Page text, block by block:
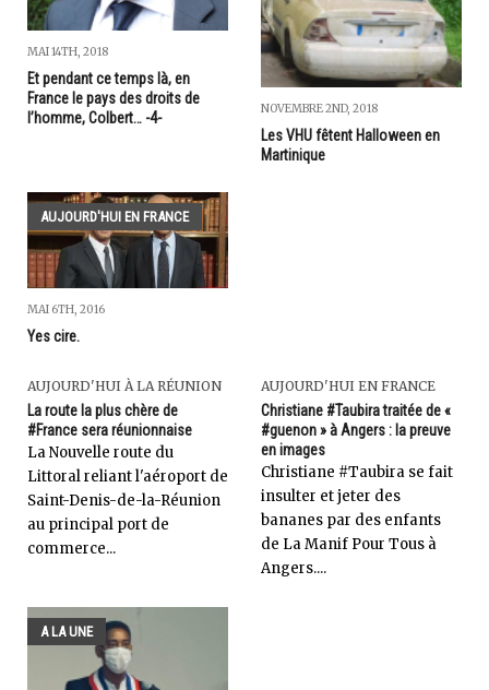
MAI 14TH, 2018
Et pendant ce temps là, en
France le pays des droits de
l’homme, Colbert… -4-
NOVEMBRE 2ND, 2018
Les VHU fêtent Halloween en
Martinique
AUJOURD'HUI EN FRANCE
MAI 6TH, 2016
Yes cire.
AUJOURD'HUI À LA RÉUNION
La route la plus chère de
#France sera réunionnaise
La Nouvelle route du
Littoral reliant l'aéroport de
Saint-Denis-de-la-Réunion
au principal port de
commerce...
AUJOURD'HUI EN FRANCE
Christiane #Taubira traitée de «
#guenon » à Angers : la preuve
en images
Christiane #Taubira se fait
insulter et jeter des
bananes par des enfants
de La Manif Pour Tous à
Angers....
A LA UNE